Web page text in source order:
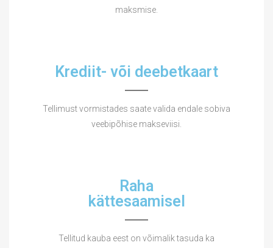
maksmise.
Krediit- või deebetkaart
Tellimust vormistades saate valida endale sobiva
veebipõhise makseviisi.
Raha
kättesaamisel
Tellitud kauba eest on võimalik tasuda ka